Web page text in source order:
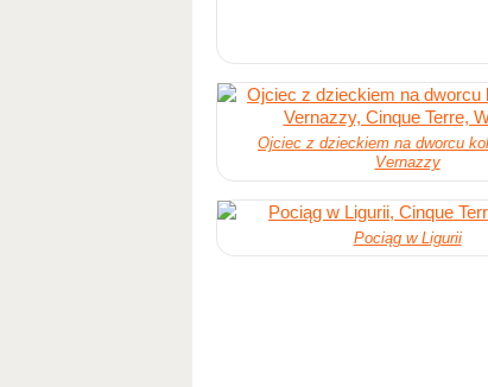
Ojciec z dzieckiem na dworcu
Vernazzy
Pociąg w Ligurii